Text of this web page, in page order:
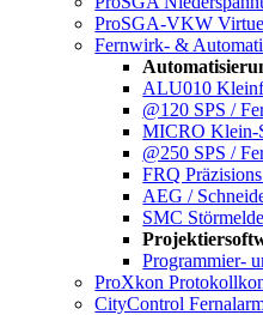
ProSGA-VKW
Fernwirk- &
ALU010
@120 SPS /
MICRO Klein-
@250 SPS /
FRQ
AEG /
SMC
Programmier-
ProXkon
CityControl